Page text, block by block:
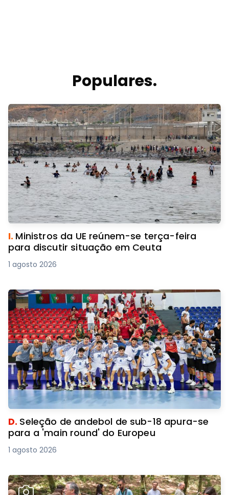
Populares.
I. Ministros da UE reúnem-se terça-feira
para discutir situação em Ceuta
1 agosto 2026
D. Seleção de andebol de sub-18 apura-se
para a 'main round' do Europeu
1 agosto 2026